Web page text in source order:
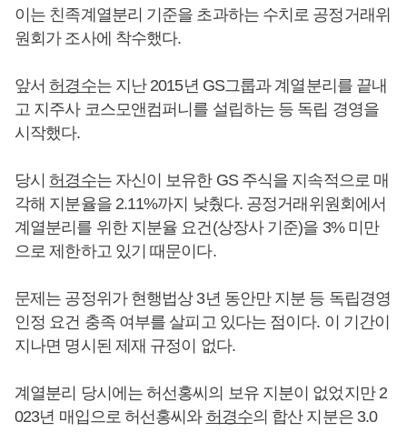
이는 친족계열분리 기준을 초과하는 수치로 공정거래위
원회가 조사에 착수했다.
앞서허경수는 지난 2015년 GS그룹과 계열분리를 끝내
고 지주사 코스모앤컴퍼니를 설립하는 등 독립 경영을
시작했다.
당시허경수는 자신이 보유한 GS 주식을 지속적으로 매
각해 지분율을 2.11%까지 낮췄다. 공정거래위원회에서
계열분리를 위한 지분율 요건(상장사 기준)을 3% 미만
으로 제한하고 있기 때문이다.
문제는 공정위가 현행법상 3년 동안만 지분 등 독립경영
인정 요건 충족 여부를 살피고 있다는 점이다. 이 기간이
지나면 명시된 제재 규정이 없다.
계열분리 당시에는 허선홍씨의 보유 지분이 없었지만 2
023년 매입으로 허선홍씨와 허경수의 합산 지분은 3.0